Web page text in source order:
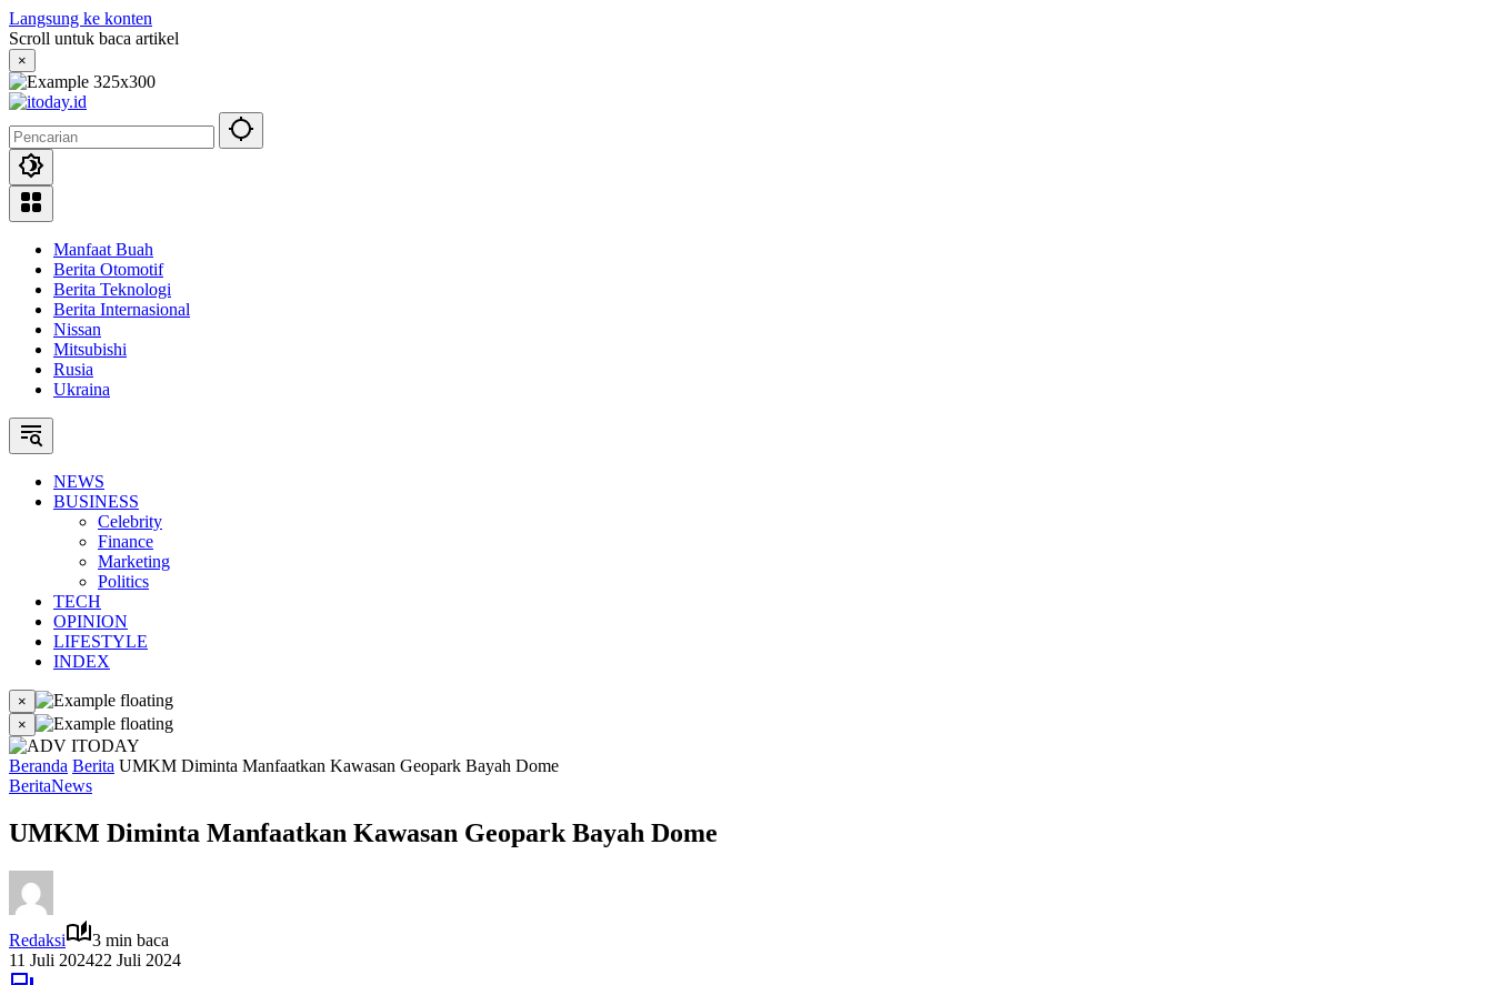
Langsung ke konten
Scroll untuk baca artikel
×
Manfaat Buah
Berita Otomotif
Berita Teknologi
Berita Internasional
Nissan
Mitsubishi
Rusia
Ukraina
NEWS
BUSINESS
Celebrity
Finance
Marketing
Politics
TECH
OPINION
LIFESTYLE
INDEX
×
×
Beranda Berita UMKM Diminta Manfaatkan Kawasan Geopark Bayah Dome
BeritaNews
UMKM Diminta Manfaatkan Kawasan Geopark Bayah Dome
Redaksi
3 min baca
11 Juli 202422 Juli 2024